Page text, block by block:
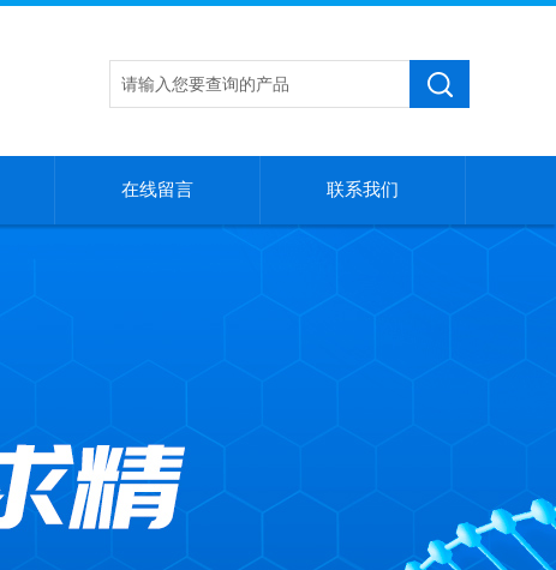
在线留言 联系我们